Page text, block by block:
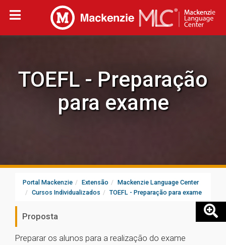
TOEFL - Preparação
para exame
Portal Mackenzie Extensão
Mackenzie Language Center
Cursos Individualizados
TOEFL - Preparação para exame
Proposta
Preparar os alunos para a realização do exame